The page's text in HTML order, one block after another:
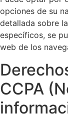
opciones de su
detallada sobre
específicos, se
web de los
CCPA